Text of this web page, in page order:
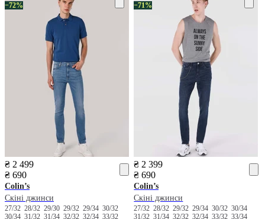
−72%
₴ 2 499
₴ 690
Colin’s
Скіні джинси
27/32 28/32 29/30 29/32 29/34 30/32
30/34 31/32 31/34 32/32 32/34 33/32
−71%
₴ 2 399
₴ 690
Colin’s
Скіні джинси
27/3228/3229/3229/3430/3230/34
31/3231/3432/3232/3433/3233/34